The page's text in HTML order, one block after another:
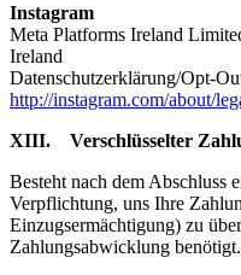
Instagram
Meta Platforms Ireland
Ireland
Datenschutzerklärung/Opt-
http://instagram.com/about/
XIII. Verschlüsselter
Besteht nach dem Abschluss
Verpflichtung, uns Ihre
Einzugsermächtigung) zu
Zahlungsabwicklung benötigt.